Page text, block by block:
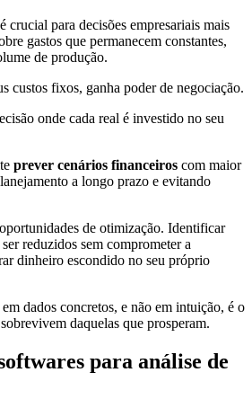
crucial para decisões empresariais mais
gastos que permanecem constantes,
de produção.
custos fixos, ganha poder de negociação.
onde cada real é investido no seu
prever cenários financeiros com maior
a longo prazo e evitando
de otimização. Identificar
reduzidos sem comprometer a
dinheiro escondido no seu próprio
dados concretos, e não em intuição, é o
daquelas que prosperam.
para análise de